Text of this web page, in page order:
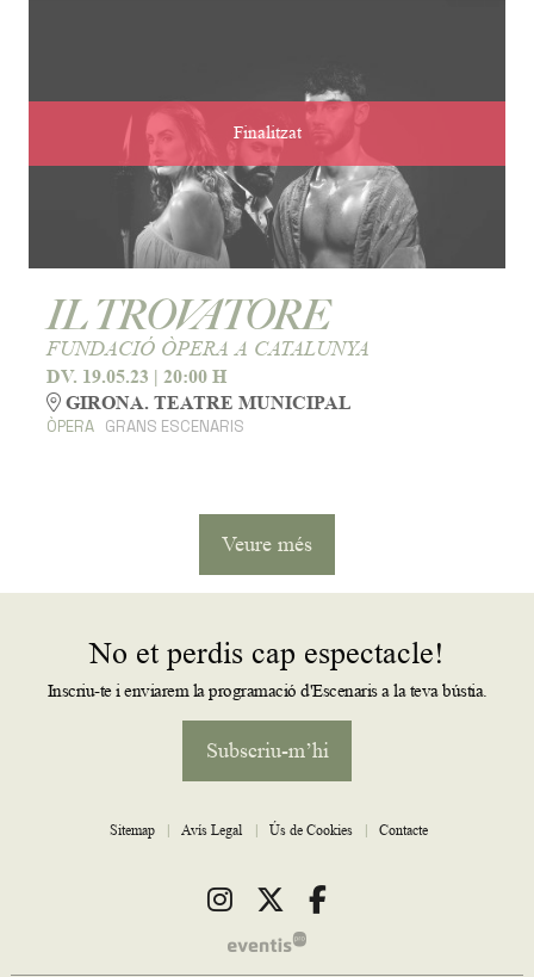
Finalitzat
IL TROVATORE
FUNDACIÓ ÒPERA A CATALUNYA
DV. 19.05.23 | 20:00 H
GIRONA. TEATRE MUNICIPAL
ÒPERA GRANS ESCENARIS
Veure més
No et perdis cap espectacle!
Inscriu-te i enviarem la programació d'Escenaris a la teva bústia.
Subscriu-m’hi
Sitemap | Avís Legal | Ús de Cookies | Contacte
Link a instagram
Link a twitter
Link a facebook